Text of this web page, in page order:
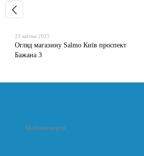
23 квітня 2025
Огляд магазину Salmo Київ проспект
Бажана 3
Мобільна версія